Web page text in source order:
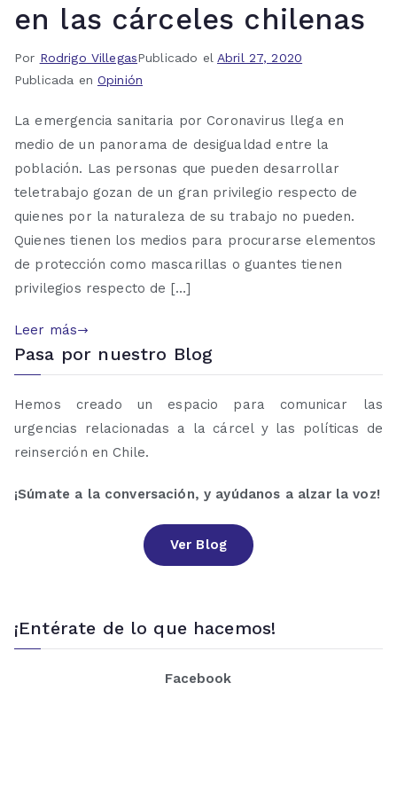
en las cárceles chilenas
Por Rodrigo VillegasPublicado el Abril 27, 2020
Publicada en Opinión
La emergencia sanitaria por Coronavirus llega en
medio de un panorama de desigualdad entre la
población. Las personas que pueden desarrollar
teletrabajo gozan de un gran privilegio respecto de
quienes por la naturaleza de su trabajo no pueden.
Quienes tienen los medios para procurarse elementos
de protección como mascarillas o guantes tienen
privilegios respecto de […]
Leer más
Pasa por nuestro Blog
Hemos creado un espacio para comunicar las
urgencias relacionadas a la cárcel y las políticas de
reinserción en Chile.
¡Súmate a la conversación, y ayúdanos a alzar la voz!
Ver Blog
¡Entérate de lo que hacemos!
Facebook